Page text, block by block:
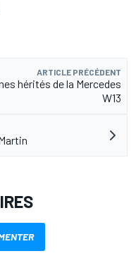
ARTICLE PRÉCÉDENT
hérités de la Mercedes
W13